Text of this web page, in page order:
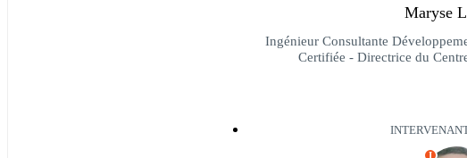
Maryse
Ingénieur Consultante
Certifiée - Directrice du
I